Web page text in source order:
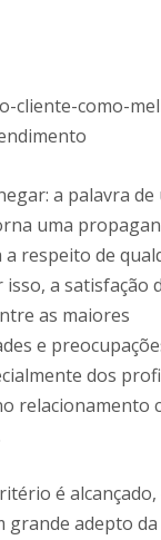
a palavra de
uma
a respeito de
isso, a satisfação
as maiores
e
dos
relacionamento
é
adepto da